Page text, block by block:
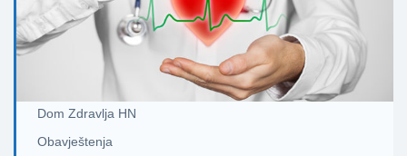
Dom Zdravlja HN
Obavještenja